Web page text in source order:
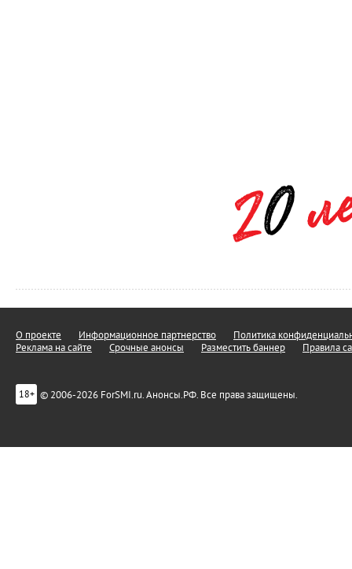
О проекте Информационное партнерство
Политика
Реклама на сайте
Срочные анонсы Разместить баннер Правила
18+ © 2006-2026 ForSMI.ru. Анонсы.РФ. Все права защищены.